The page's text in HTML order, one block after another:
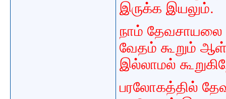
இருக்க இயலும்.
நாம் தேவசாயலை
வேதம் கூறும்
இல்லாமல்
பரலோகத்தில்